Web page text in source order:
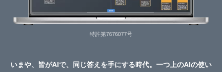
特許第7676077号
いまや、皆がAIで、同じ答えを手にする時代。一つ上のAIの使い